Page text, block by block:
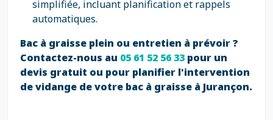
simplifiée, incluant planification et rappels
automatiques.
Bac à graisse plein ou entretien à prévoir ?
Contactez-nous au 05 61 52 56 33 pour un
devis gratuit ou pour planifier l'intervention
de vidange de votre bac à graisse à Jurançon.